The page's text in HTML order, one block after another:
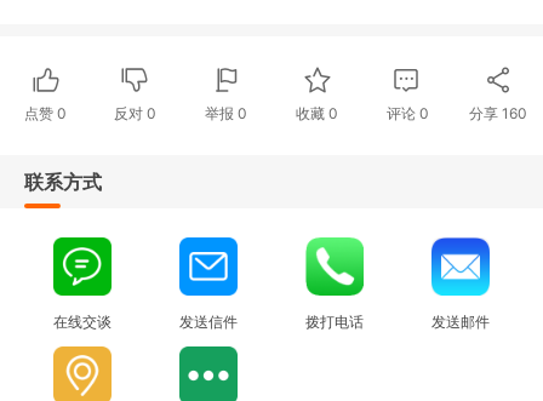
点赞 0 反对0 举报 0 收藏 0 评论 0 分享 160
联系方式
在线交谈 发送信件 拨打电话 发送邮件